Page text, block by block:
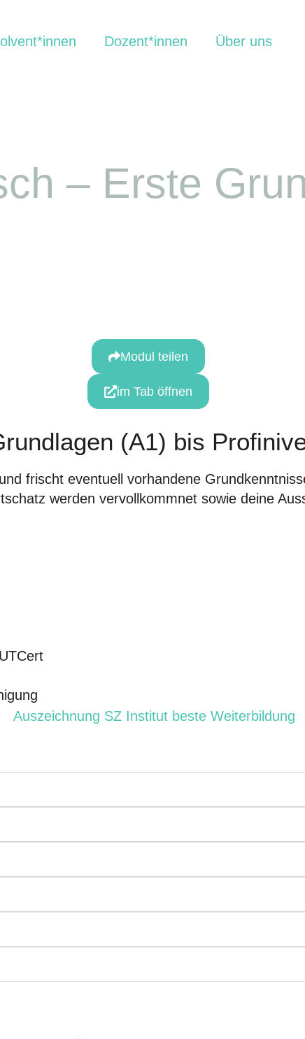
Dozent*innen Über uns
– Erste
Modul teilen
im Tab öffnen
(A1) bis
frischt eventuell vorhandene
werden vervollkommnet sowie deine